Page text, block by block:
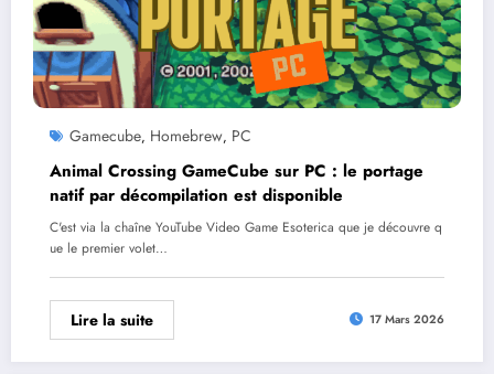
Gamecube, Homebrew, PC
Animal Crossing GameCube sur PC : le portage
natif par décompilation est disponible
C'est via la chaîne YouTube Video Game Esoterica que je découvre q
ue le premier volet…
Lire la suite 17 Mars 2026